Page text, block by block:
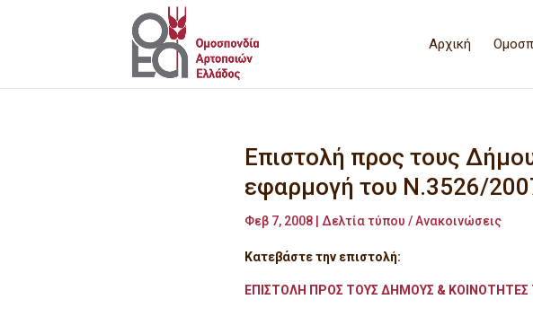
Αρχική
Επιστολή προς τους
εφαρμογή του Ν.3526/
Φεβ 7, 2008 Δελτία τύπου / Ανακοινώσεις
Κατεβάστε την επιστολή:
ΕΠΙΣΤΟΛΗ ΠΡΟΣ ΤΟΥΣ ΔΗΜΟΥΣ &